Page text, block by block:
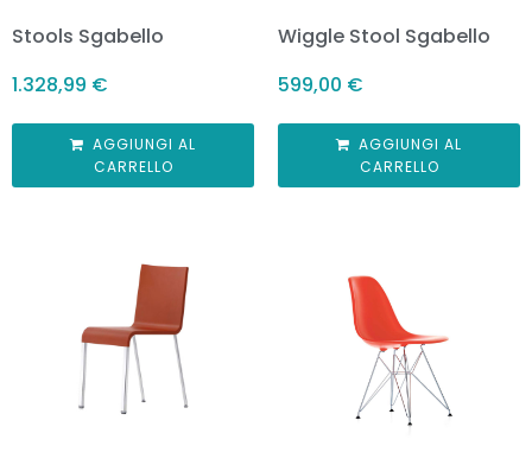
Stools Sgabello
1.328,99 €
AGGIUNGI AL
CARRELLO
Wiggle Stool Sgabello
599,00 €
AGGIUNGI AL
CARRELLO